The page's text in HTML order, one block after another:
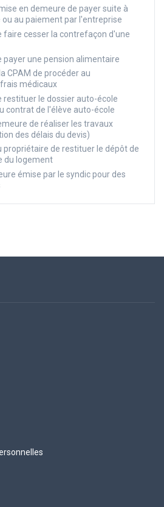
en demeure de payer suite à
au paiement par l'entreprise
faire cesser la contrefaçon d'une
payer une pension alimentaire
CPAM de procéder au
médicaux
restituer le dossier auto-école
contrat de l'élève auto-école
de réaliser les travaux
des délais du devis)
propriétaire de restituer le dépôt de
du logement
émise par le syndic pour des